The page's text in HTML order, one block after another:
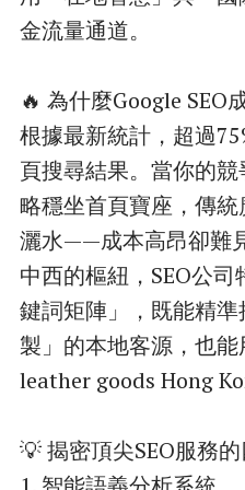
金流量通道。
🔥 為什麼Google SEO
根據最新統計，超過
頁搜尋結果。當你的
略穩坐首頁寶座，傳
灑水——成本高昂卻難
中西的樞紐，SEO公
鍵詞矩陣」，既能精
製」的本地客源，也
leather goods Hong
💡 揭密頂尖SEO服務